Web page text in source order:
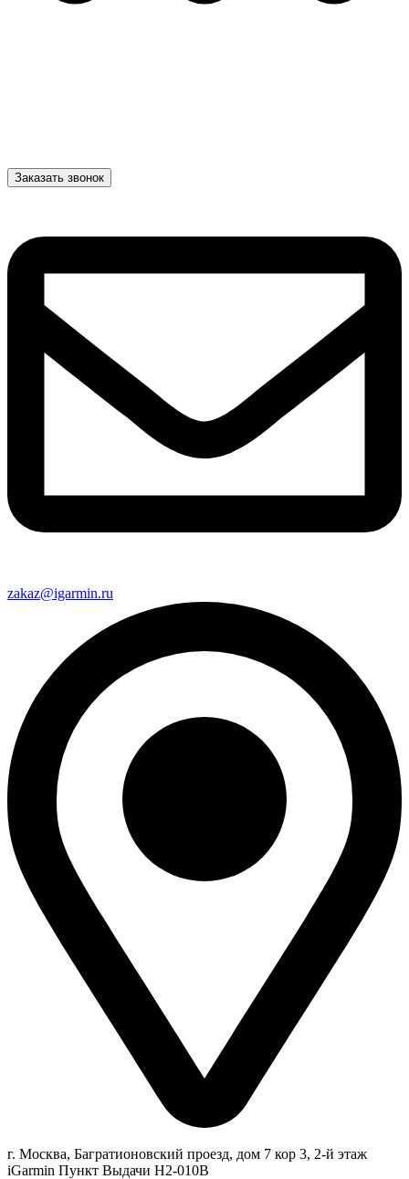
Заказать звонок
zakaz@igarmin.ru
г. Москва, Багратионовский проезд, дом 7 кор 3, 2-й этаж
iGarmin Пункт Выдачи Н2-010В